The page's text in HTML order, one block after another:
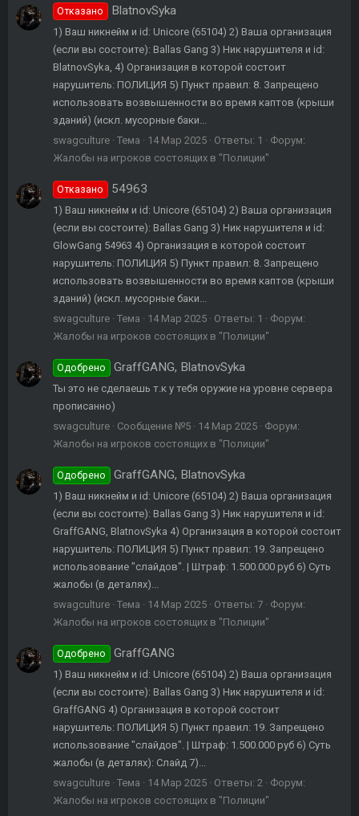
Отказано BlatnovSyka
1) Ваш никнейм и id: Unicore (65104) 2) Ваша организация
(если вы состоите): Ballas Gang 3) Ник нарушителя и id:
BlatnovSyka, 4) Организация в которой состоит
нарушитель: ПОЛИЦИЯ 5) Пункт правил: 8. Запрещено
использовать возвышенности во время каптов (крыши
зданий) (искл. мусорные баки...
swagculture Тема 14 Мар 2025 Ответы: 1
Форум:
Жалобы на игроков состоящих в "Полиции"
Отказано 54963
1) Ваш никнейм и id: Unicore (65104) 2) Ваша организация
(если вы состоите): Ballas Gang 3) Ник нарушителя и id:
GlowGang 54963 4) Организация в которой состоит
нарушитель: ПОЛИЦИЯ 5) Пункт правил: 8. Запрещено
использовать возвышенности во время каптов (крыши
зданий) (искл. мусорные баки...
swagculture Тема 14 Мар 2025 Ответы: 1
Форум:
Жалобы на игроков состоящих в "Полиции"
Одобрено GraffGANG, BlatnovSyka
Ты это не сделаешь т.к у тебя оружие на уровне сервера
прописанно)
swagculture
Сообщение №5 14 Мар 2025
Форум:
Жалобы на игроков состоящих в "Полиции"
Одобрено GraffGANG, BlatnovSyka
1) Ваш никнейм и id: Unicore (65104) 2) Ваша организация
(если вы состоите): Ballas Gang 3) Ник нарушителя и id:
GraffGANG, BlatnovSyka 4) Организация в которой состоит
нарушитель: ПОЛИЦИЯ 5) Пункт правил: 19. Запрещено
использование "слайдов". | Штраф: 1.500.000 руб 6) Суть
жалобы (в деталях)...
swagculture Тема 14 Мар 2025 Ответы: 7
Форум:
Жалобы на игроков состоящих в "Полиции"
Одобрено GraffGANG
1) Ваш никнейм и id: Unicore (65104) 2) Ваша организация
(если вы состоите): Ballas Gang 3) Ник нарушителя и id:
GraffGANG 4) Организация в которой состоит
нарушитель: ПОЛИЦИЯ 5) Пункт правил: 19. Запрещено
использование "слайдов". | Штраф: 1.500.000 руб 6) Суть
жалобы (в деталях): Слайд 7)...
swagculture Тема 14 Мар 2025 Ответы: 2
Форум:
Жалобы на игроков состоящих в "Полиции"